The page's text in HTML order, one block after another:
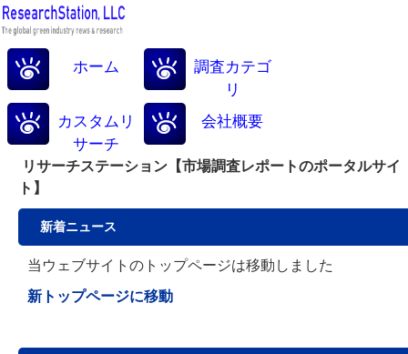
ホーム
調査カテゴ
リ
カスタムリ
サーチ
会社概要
リサーチステーション【市場調査レポートのポータルサイ
ト】
新着ニュース
当ウェブサイトのトップページは移動しました
新トップページに移動